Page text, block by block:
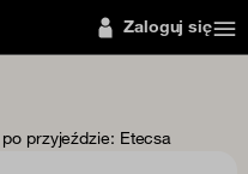
Zaloguj się
przyjeździe: Etecsa